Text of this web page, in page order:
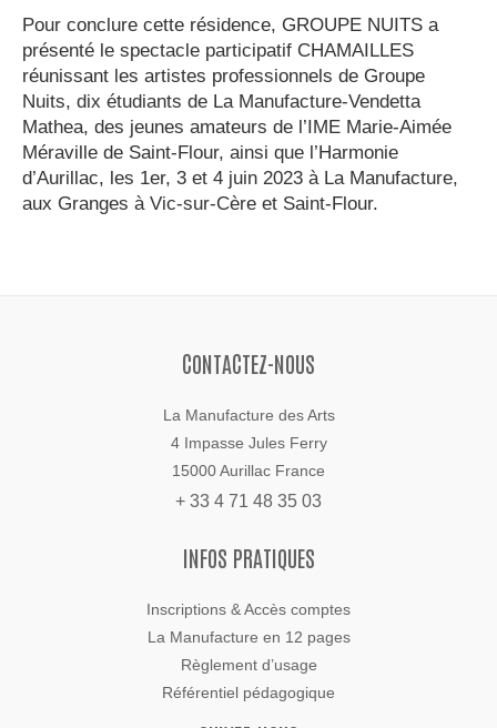
Pour conclure cette résidence, GROUPE NUITS a
présenté le spectacle participatif CHAMAILLES
réunissant les artistes professionnels de Groupe
Nuits, dix étudiants de La Manufacture-Vendetta
Mathea, des jeunes amateurs de l’IME Marie-Aimée
Méraville de Saint-Flour, ainsi que l’Harmonie
d’Aurillac, les 1er, 3 et 4 juin 2023 à La Manufacture,
aux Granges à Vic-sur-Cère et Saint-Flour.
CONTACTEZ-NOUS
La Manufacture des Arts
4 Impasse Jules Ferry
15000 Aurillac France
+ 33 4 71 48 35 03
INFOS PRATIQUES
Inscriptions & Accès comptes
La Manufacture en 12 pages
Règlement d’usage
Référentiel pédagogique